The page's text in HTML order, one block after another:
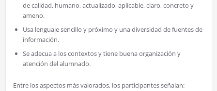
de calidad, humano, actualizado, aplicable, claro, concreto y
ameno.
Usa lenguaje sencillo y próximo y una diversidad de fuentes de
información.
Se adecua a los contextos y tiene buena organización y
atención del alumnado.
Entre los aspectos más valorados, los participantes señalan: